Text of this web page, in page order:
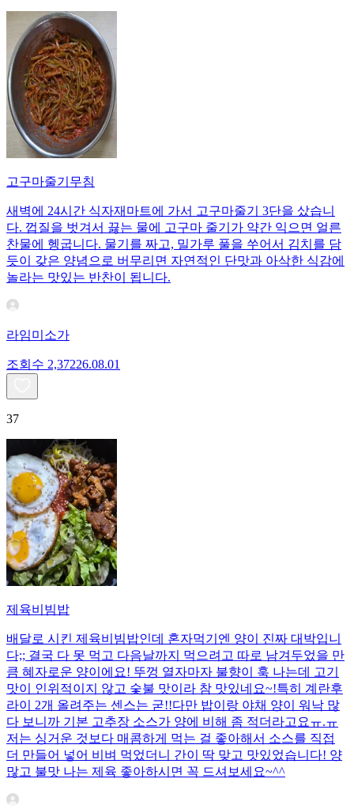
고구마줄기무침
새벽에 24시간 식자재마트에 가서 고구마줄기 3단을 샀습니
다. 껍질을 벗겨서 끓는 물에 고구마 줄기가 약간 익으면 얼른
찬물에 헹굽니다. 물기를 짜고, 밀가루 풀을 쑤어서 김치를 담
듯이 갖은 양념으로 버무리면 자연적인 단맛과 아삭한 식감에
놀라는 맛있는 반찬이 됩니다.
라임미소가
조회수 2,37226.08.01
37
제육비빔밥
배달로 시킨 제육비빔밥인데 혼자먹기엔 양이 진짜 대박입니
다;; 결국 다 못 먹고 다음날까지 먹으려고 따로 남겨두었을 만
큼 혜자로운 양이에요! 뚜껑 열자마자 불향이 훅 나는데 고기
맛이 인위적이지 않고 숯불 맛이라 참 맛있네요~!특히 계란후
라이 2개 올려주는 센스는 굳!! ​다만 밥이랑 야채 양이 워낙 많
다 보니까 기본 고추장 소스가 양에 비해 좀 적더라고요ㅠ.ㅠ
저는 싱거운 것보다 매콤하게 먹는 걸 좋아해서 소스를 직접
더 만들어 넣어 비벼 먹었더니 간이 딱 맞고 맛있었습니다! 양
많고 불맛 나는 제육 좋아하시면 꼭 드셔보세요~^^